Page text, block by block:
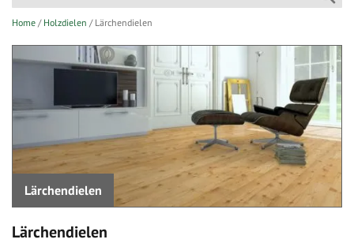
Home Holzdielen Lärchendielen
Lärchendielen
Lärchendielen